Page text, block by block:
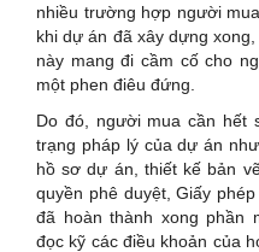
nhiều trường hợp người
khi dự án đã xây dựng
này mang đi cầm cố cho
một phen điêu đứng.
Do đó, người mua cần hết
trạng pháp lý của dự án
hồ sơ dự án, thiết kế bản
quyền phê duyệt, Giấy
đã hoàn thành xong
đọc kỹ các điều khoản của